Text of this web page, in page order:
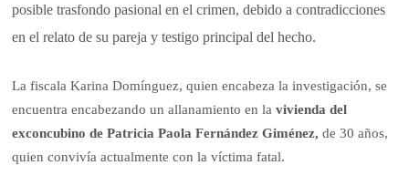
posible trasfondo pasional en el crimen, debido a contradicciones
en el relato de su pareja y testigo principal del hecho.
La fiscala Karina Domínguez, quien encabeza la investigación, se
encuentra encabezando un allanamiento en lavivienda del
exconcubino de Patricia Paola Fernández Giménez, de 30 años,
quien convivía actualmente con la víctima fatal.